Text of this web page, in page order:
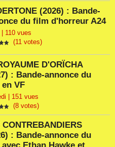
(2026) : Bande-
du film d'horreur A24
| 110 vues
(11 votes)
D'ORÏCHA
: Bande-annonce du
VF
| 151 vues
(8 votes)
CONTREBANDIERS
: Bande-annonce du